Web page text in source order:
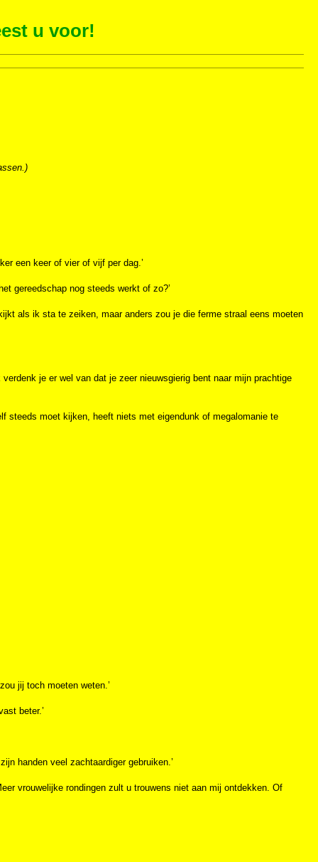
u voor!
een keer of vier of vijf per dag.’
gereedschap nog steeds werkt of zo?’
als ik sta te zeiken, maar anders zou je die ferme straal eens moeten
je er wel van dat je zeer nieuwsgierig bent naar mijn prachtige
steeds moet kijken, heeft niets met eigendunk of megalomanie te
jij toch moeten weten.’
beter.’
handen veel zachtaardiger gebruiken.’
vrouwelijke rondingen zult u trouwens niet aan mij ontdekken. Of